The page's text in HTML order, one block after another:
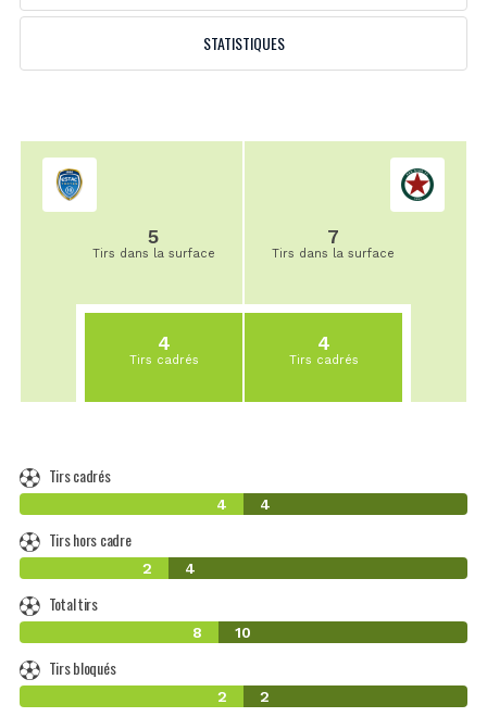
STATISTIQUES
5
Tirs dans la surface
4
Tirs cadrés
7
Tirs dans la surface
4
Tirs cadrés
Tirs cadrés
4 4
Tirs hors cadre
2 4
Total tirs
8 10
Tirs bloqués
2 2